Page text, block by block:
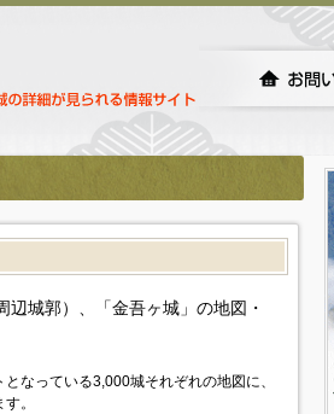
城郭）、「金吾ヶ城」の地図・
なっている3,000城それぞれの地図に、
。